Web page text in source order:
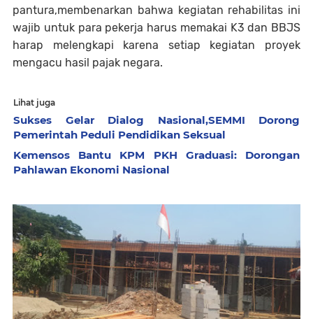
pantura,membenarkan bahwa kegiatan rehabilitas ini
wajib untuk para pekerja harus memakai K3 dan BBJS
harap melengkapi karena setiap kegiatan proyek
mengacu hasil pajak negara.
Lihat juga
Sukses Gelar Dialog Nasional,SEMMI Dorong
Pemerintah Peduli Pendidikan Seksual
Kemensos Bantu KPM PKH Graduasi: Dorongan
Pahlawan Ekonomi Nasional